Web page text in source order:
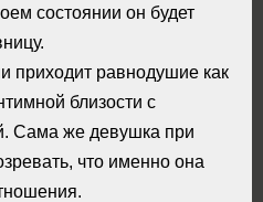
состоянии он будет
приходит равнодушие как
близости с
Сама же девушка при
что именно она